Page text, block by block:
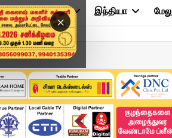
×
விளையாட்டு இந்தியா